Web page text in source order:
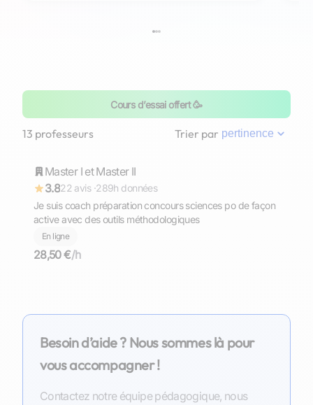
Cours d’essai offert 🥳
13 professeurs Trier par pertinence
Répond rapidement
Marie-Hélène
Master I et Master II
3.822 avis ·289h données
Je suis coach préparation concours sciences po de façon
active avec des outils méthodologiques
En ligne
28,50 €/h
Besoin d’aide ? Nous sommes là pour
vous accompagner !
Contactez notre équipe pédagogique, nous